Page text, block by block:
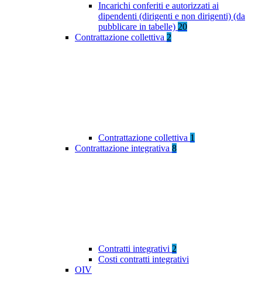
Incarichi conferiti e autorizzati ai
dipendenti (dirigenti e non dirigenti) (da
pubblicare in tabelle) 20
Contrattazione collettiva 2
Contrattazione collettiva 1
Contrattazione integrativa 8
Contratti integrativi 2
Costi contratti integrativi
OIV